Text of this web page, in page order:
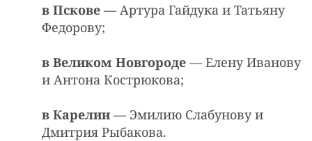
в Пскове — Артура Гайдука и Татьяну
Федорову;
в Великом Новгороде — Елену Иванову
и Антона Кострюкова;
в Карелии — Эмилию Слабунову и
Дмитрия Рыбакова.